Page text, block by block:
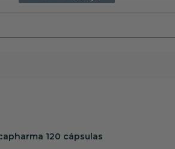
120 cápsulas